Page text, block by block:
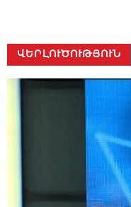
ՎԵՐԼՈՒԾՈՒԹՅՈՒՆ